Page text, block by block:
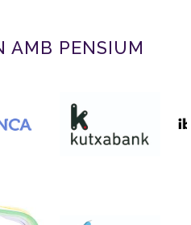
AMB PENSIUM